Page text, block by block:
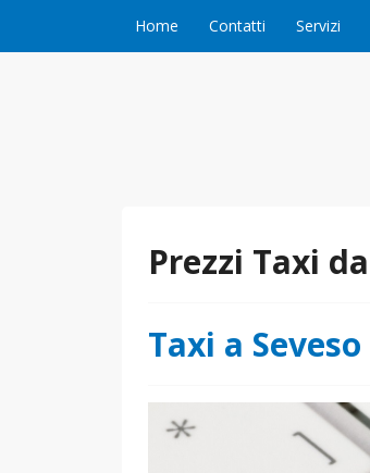
Home Contatti Servizi
Prezzi Taxi
Taxi a Seveso